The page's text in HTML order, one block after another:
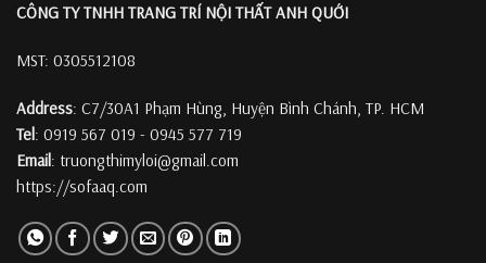
CÔNG TY TNHH TRANG TRÍ NỘI THẤT ANH QUỚI
MST: 0305512108
Address: C7/30A1 Phạm Hùng, Huyện Bình Chánh, TP. HCM
Tel: 0919 567 019 - 0945 577 719
Email: truongthimyloi@gmail.com
https://sofaaq.com